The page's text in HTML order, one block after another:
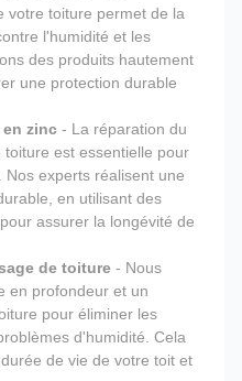
votre toiture permet de la
l'humidité et les
des produits hautement
une protection durable
en zinc - La réparation du
est essentielle pour
experts réalisent une
en utilisant des
assurer la longévité de
de toiture - Nous
en profondeur et un
pour éliminer les
d'humidité. Cela
de vie de votre toit et